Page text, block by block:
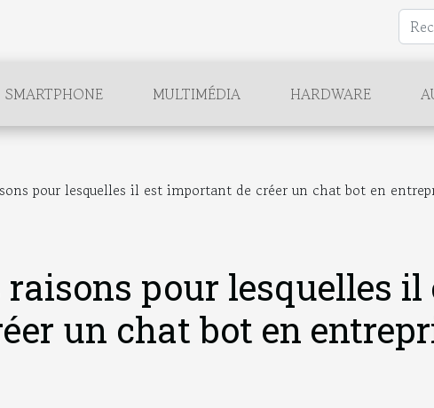
SMARTPHONE MULTIMÉDIA HARDWARE
pour lesquelles il est important de créer un chat bot en
raisons pour lesquelles il
un chat bot en